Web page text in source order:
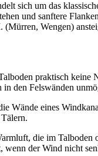
sich um das
und sanftere
Wengen)
praktisch
in den Felswänden
Wände eines
die im Talboden
wenn der Wind nicht